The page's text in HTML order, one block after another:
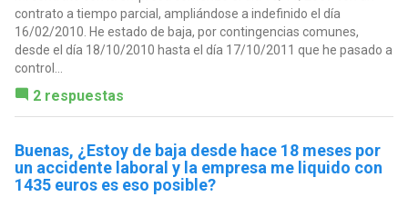
contrato a tiempo parcial, ampliándose a indefinido el día
16/02/2010. He estado de baja, por contingencias comunes,
desde el día 18/10/2010 hasta el día 17/10/2011 que he pasado a
control...
2 respuestas
Buenas, ¿Estoy de baja desde hace 18 meses por
un accidente laboral y la empresa me liquido con
1435 euros es eso posible?